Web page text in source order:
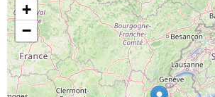
+
−